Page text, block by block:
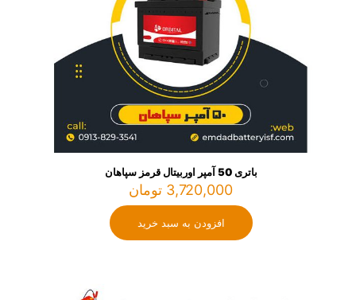
باتری 50 آمپر اوربیتال قرمز سپاهان
3,720,000 تومان
افزودن به سبد خرید